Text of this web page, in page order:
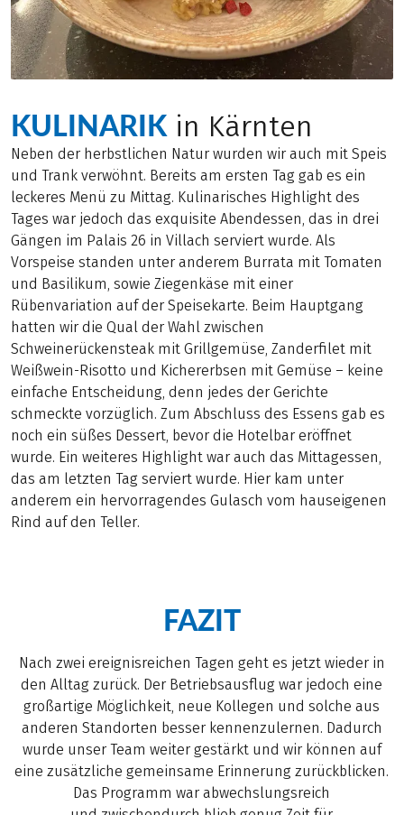
KULINARIKin Kärnten
Neben der herbstlichen Natur wurden wir auch mit Speis
und Trank verwöhnt. Bereits am ersten Tag gab es ein
leckeres Menü zu Mittag. Kulinarisches Highlight des
Tages war jedoch das exquisite Abendessen, das in drei
Gängen im Palais 26 in Villach serviert wurde. Als
Vorspeise standen unter anderem Burrata mit Tomaten
und Basilikum, sowie Ziegenkäse mit einer
Rübenvariation auf der Speisekarte. Beim Hauptgang
hatten wir die Qual der Wahl zwischen
Schweinerückensteak mit Grillgemüse, Zanderfilet mit
Weißwein-Risotto und Kichererbsen mit Gemüse – keine
einfache Entscheidung, denn jedes der Gerichte
schmeckte vorzüglich. Zum Abschluss des Essens gab es
noch ein süßes Dessert, bevor die Hotelbar eröffnet
wurde. Ein weiteres Highlight war auch das Mittagessen,
das am letzten Tag serviert wurde. Hier kam unter
anderem ein hervorragendes Gulasch vom hauseigenen
Rind auf den Teller.
FAZIT
Nach zwei ereignisreichen Tagen geht es jetzt wieder in
den Alltag zurück. Der Betriebsausflug war jedoch eine
großartige Möglichkeit, neue Kollegen und solche aus
anderen Standorten besser kennenzulernen. Dadurch
wurde unser Team weiter gestärkt und wir können auf
eine zusätzliche gemeinsame Erinnerung zurückblicken.
Das Programm war abwechslungsreich